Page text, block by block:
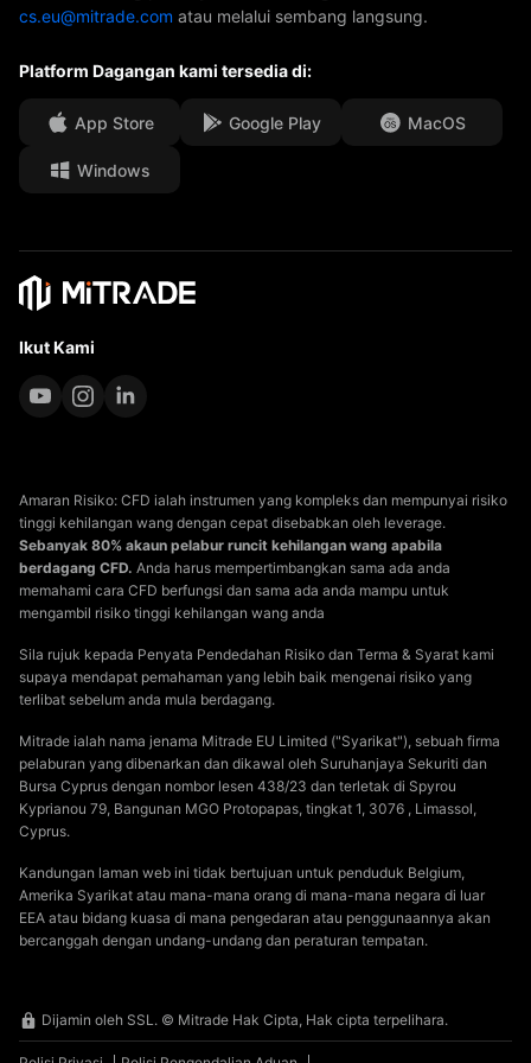
Anugerah Kami
Pusat media
Peluang Karir
Dokumen Undang-Undang
Pusat Bantuan
FAQ
cs.eu@mitrade.com atau melalui sembang langsung.
Platform Dagangan kami tersedia di:
App Store Google Play MacOS
Windows
Ikut Kami
Amaran Risiko: CFD ialah instrumen yang kompleks dan mempunyai risiko
tinggi kehilangan wang dengan cepat disebabkan oleh leverage.
Sebanyak 80% akaun pelabur runcit kehilangan wang apabila
berdagang CFD. Anda harus mempertimbangkan sama ada anda
memahami cara CFD berfungsi dan sama ada anda mampu untuk
mengambil risiko tinggi kehilangan wang anda
Sila rujuk kepada Penyata Pendedahan Risiko dan Terma & Syarat kami
supaya mendapat pemahaman yang lebih baik mengenai risiko yang
terlibat sebelum anda mula berdagang.
Mitrade ialah nama jenama Mitrade EU Limited ("Syarikat"), sebuah firma
pelaburan yang dibenarkan dan dikawal oleh Suruhanjaya Sekuriti dan
Bursa Cyprus dengan nombor lesen 438/23 dan terletak di Spyrou
Kyprianou 79, Bangunan MGO Protopapas, tingkat 1, 3076 , Limassol,
Cyprus.
Kandungan laman web ini tidak bertujuan untuk penduduk Belgium,
Amerika Syarikat atau mana-mana orang di mana-mana negara di luar
EEA atau bidang kuasa di mana pengedaran atau penggunaannya akan
bercanggah dengan undang-undang dan peraturan tempatan.
Dijamin oleh SSL. © Mitrade Hak Cipta, Hak cipta terpelihara.